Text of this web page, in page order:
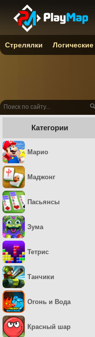
Категории
Марио
Маджонг
Пасьянсы
Зума
Тетрис
Танчики
Огонь и Вода
Красный шар
Стрелялки Логические